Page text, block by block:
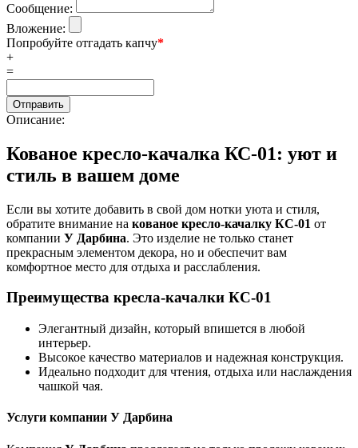
Сообщение:
Вложение:
Попробуйте отгадать капчу*
+
=
Описание:
Кованое кресло-качалка КС-01: уют и
стиль в вашем доме
Если вы хотите добавить в свой дом нотки уюта и стиля,
обратите внимание на кованое кресло-качалку КС-01 от
компании У Дарбина. Это изделие не только станет
прекрасным элементом декора, но и обеспечит вам
комфортное место для отдыха и расслабления.
Преимущества кресла-качалки КС-01
Элегантный дизайн, который впишется в любой
интерьер.
Высокое качество материалов и надежная конструкция.
Идеально подходит для чтения, отдыха или наслаждения
чашкой чая.
Услуги компании У Дарбина